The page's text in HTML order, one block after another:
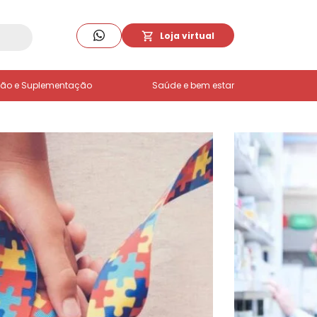
Loja virtual
e Suplementação Saúde e bem estar